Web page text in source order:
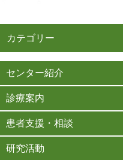
カテゴリー
センター紹介
診療案内
患者支援・相談
研究活動